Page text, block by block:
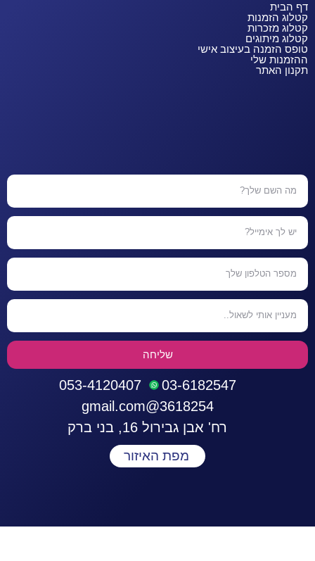
דף הבית
קטלוג הזמנות
קטלוג מזכרות
קטלוג מיתוגים
טופס הזמנה בעיצוב אישי
ההזמנות שלי
תקנון האתר
שליחה
03-6182547
053-4120407
3618254@gmail.com
רח' אבן גבירול 16, בני ברק
מפת האיזור